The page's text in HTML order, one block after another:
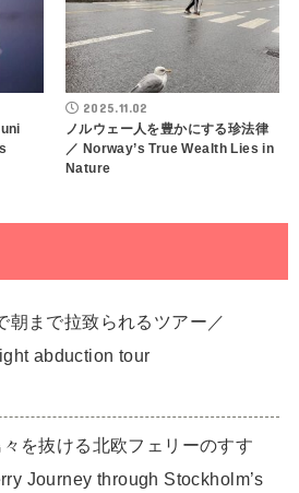
2025.11.02
ノルウェー人を豊かにする珍法律
／ Norway’s True Wealth Lies in
Nature
朝まで拉致られるツアー／
abduction tour
を抜ける北欧フェリーのすす
Journey through Stockholm’s